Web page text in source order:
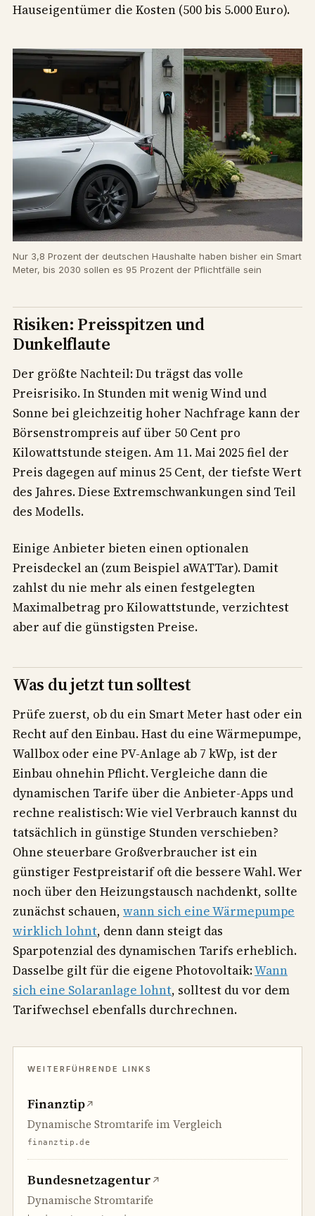
Hauseigentümer die Kosten (500 bis 5.000 Euro).
Nur 3,8 Prozent der deutschen Haushalte haben bisher ein Smart
Meter, bis 2030 sollen es 95 Prozent der Pflichtfälle sein
Risiken: Preisspitzen und
Dunkelflaute
Der größte Nachteil: Du trägst das volle
Preisrisiko. In Stunden mit wenig Wind und
Sonne bei gleichzeitig hoher Nachfrage kann der
Börsenstrompreis auf über 50 Cent pro
Kilowattstunde steigen. Am 11. Mai 2025 fiel der
Preis dagegen auf minus 25 Cent, der tiefste Wert
des Jahres. Diese Extremschwankungen sind Teil
des Modells.
Einige Anbieter bieten einen optionalen
Preisdeckel an (zum Beispiel aWATTar). Damit
zahlst du nie mehr als einen festgelegten
Maximalbetrag pro Kilowattstunde, verzichtest
aber auf die günstigsten Preise.
Was du jetzt tun solltest
Prüfe zuerst, ob du ein Smart Meter hast oder ein
Recht auf den Einbau. Hast du eine Wärmepumpe,
Wallbox oder eine PV-Anlage ab 7 kWp, ist der
Einbau ohnehin Pflicht. Vergleiche dann die
dynamischen Tarife über die Anbieter-Apps und
rechne realistisch: Wie viel Verbrauch kannst du
tatsächlich in günstige Stunden verschieben?
Ohne steuerbare Großverbraucher ist ein
günstiger Festpreistarif oft die bessere Wahl. Wer
noch über den Heizungstausch nachdenkt, sollte
zunächst schauen, wann sich eine Wärmepumpe
wirklich lohnt, denn dann steigt das
Sparpotenzial des dynamischen Tarifs erheblich.
Dasselbe gilt für die eigene Photovoltaik:Wann
sich eine Solaranlage lohnt, solltest du vor dem
Tarifwechsel ebenfalls durchrechnen.
Finanztip↗
Dynamische Stromtarife im Vergleich
finanztip.de
Bundesnetzagentur ↗
Dynamische Stromtarife